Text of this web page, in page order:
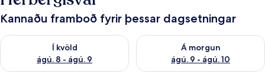
Kannaðu framboð fyrir þessar dagsetningar
Í kvöld
ágú. 8 - ágú. 9
Athuga framboð í kvöld ágú. 8 - ágú. 9
Á morgun
ágú. 9 - ágú. 10
Athuga framboð á morgun